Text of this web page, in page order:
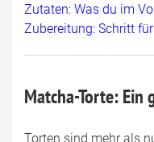
Zutaten: Was du im
Zubereitung: Schritt
Matcha-Torte: Ein
Torten sind mehr als